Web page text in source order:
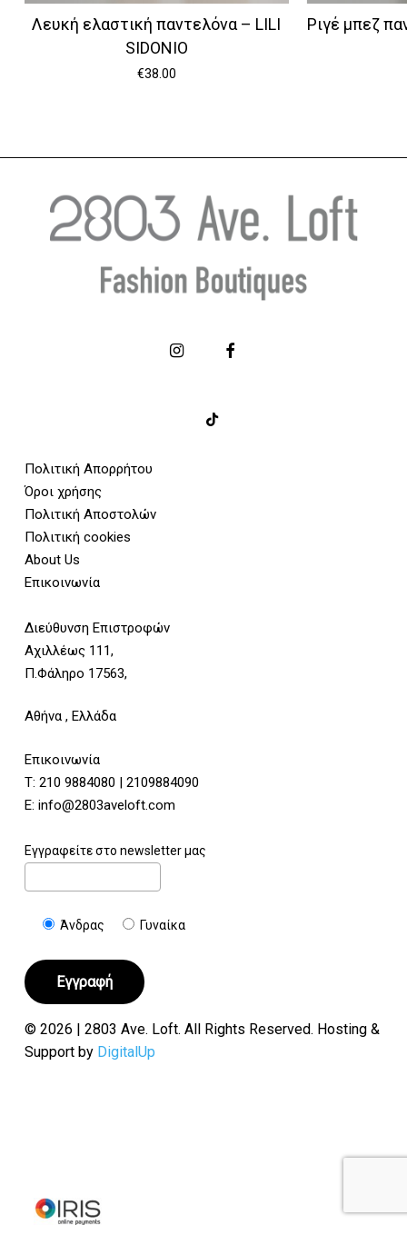
Λευκή ελαστική παντελόνα – LILI
SIDONIO
€38.00
Ριγέ μπεζ
Πολιτική Απορρήτου
Όροι χρήσης
Πολιτική Αποστολών
Πολιτική cookies
About Us
Επικοινωνία
Διεύθυνση Επιστροφών
Αχιλλέως 111,
Π.Φάληρο 17563,
Αθήνα , Ελλάδα
Επικοινωνία
Τ: 210 9884080 | 2109884090
E: info@2803aveloft.com
Εγγραφείτε στο newsletter μας
Άνδρας Γυναίκα
© 2026 | 2803 Ave. Loft. All Rights Reserved. Hosting &
Support by DigitalUp